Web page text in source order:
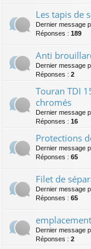
Les tapis de
Dernier message
Réponses : 189
Anti
Dernier message
Réponses : 2
Touran TDI
chromés
Dernier message
Réponses : 16
Protections
Dernier message
Réponses : 65
Filet de
Dernier message
Réponses : 65
Dernier message
Réponses : 2